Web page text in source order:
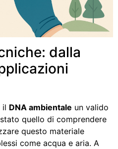
dalla
il DNA ambientale un valido
quello di comprendere
questo materiale
come acqua e aria. A